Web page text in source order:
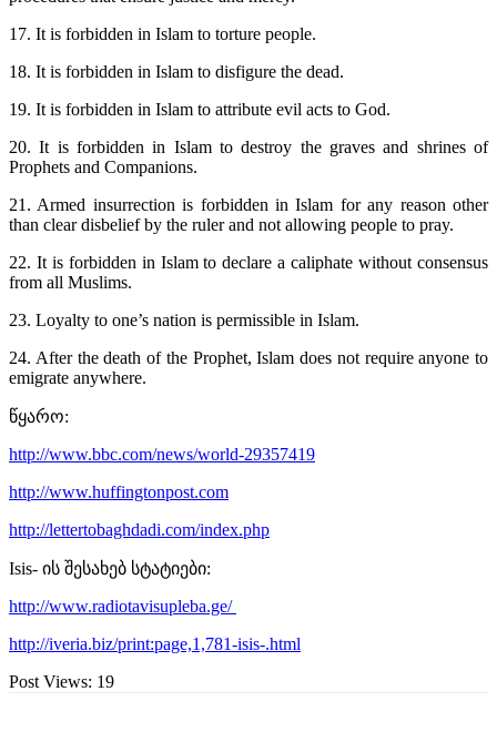
17. It is forbidden in Islam to torture people.
18. It is forbidden in Islam to disfigure the dead.
19. It is forbidden in Islam to attribute evil acts to God.
20. It is forbidden in Islam to destroy the graves and shrines of
Prophets and Companions.
21. Armed insurrection is forbidden in Islam for any reason other
than clear disbelief by the ruler and not allowing people to pray.
22. It is forbidden in Islam to declare a caliphate without consensus
from all Muslims.
23. Loyalty to one’s nation is permissible in Islam.
24. After the death of the Prophet, Islam does not require anyone to
emigrate anywhere.
წყარო:
http://www.bbc.com/news/world-29357419
http://www.huffingtonpost.com
http://lettertobaghdadi.com/index.php
Isis- ის შესახებ სტატიები:
http://www.radiotavisupleba.ge/
http://iveria.biz/print:page,1,781-isis-.html
Post Views: 19